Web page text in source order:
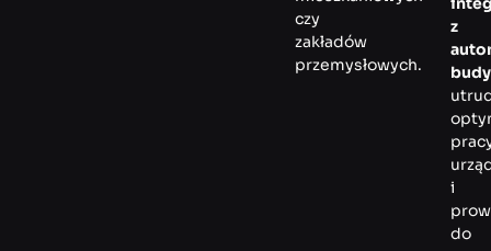
czy
zakładów
przemysłowych.
z
i
do